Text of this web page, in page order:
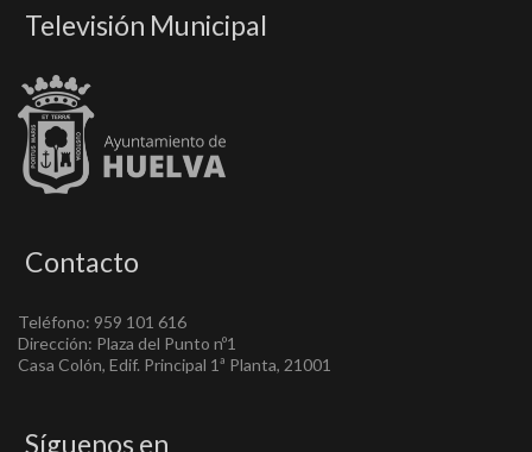
Televisión Municipal
Contacto
Teléfono: 959 101 616
Dirección: Plaza del Punto nº1
Casa Colón, Edif. Principal 1ª Planta, 21001
Síguenos en